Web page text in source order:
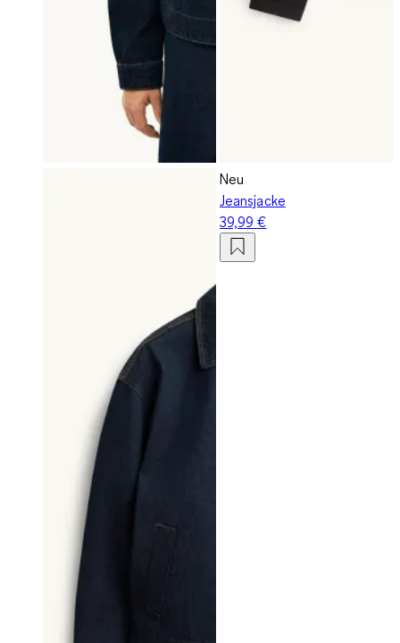
Neu
Jeansjacke
39,99 €